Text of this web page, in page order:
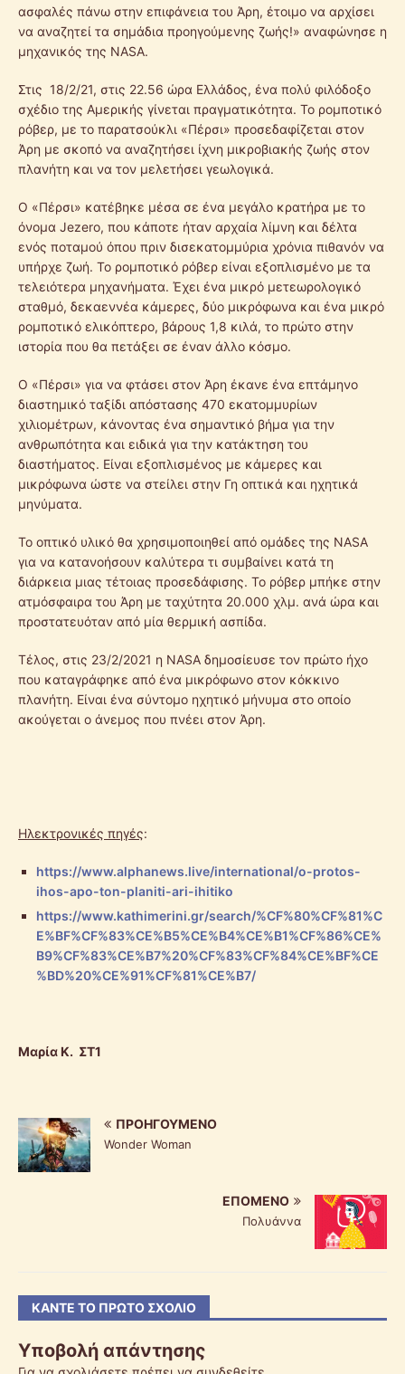
ασφαλές πάνω στην επιφάνεια του Άρη, έτοιμο να αρχίσει
να αναζητεί τα σημάδια προηγούμενης ζωής!» αναφώνησε η
μηχανικός της NASA.
Στις 18/2/21, στις 22.56 ώρα Ελλάδος, ένα πολύ φιλόδοξο
σχέδιο της Αμερικής γίνεται πραγματικότητα. Το ρομποτικό
ρόβερ, με το παρατσούκλι «Πέρσι» προσεδαφίζεται στον
Άρη με σκοπό να αναζητήσει ίχνη μικροβιακής ζωής στον
πλανήτη και να τον μελετήσει γεωλογικά.
Ο «Πέρσι» κατέβηκε μέσα σε ένα μεγάλο κρατήρα με το
όνομα Jezero, που κάποτε ήταν αρχαία λίμνη και δέλτα
ενός ποταμού όπου πριν δισεκατομμύρια χρόνια πιθανόν να
υπήρχε ζωή. Το ρομποτικό ρόβερ είναι εξοπλισμένο με τα
τελειότερα μηχανήματα. Έχει ένα μικρό μετεωρολογικό
σταθμό, δεκαεννέα κάμερες, δύο μικρόφωνα και ένα μικρό
ρομποτικό ελικόπτερο, βάρους 1,8 κιλά, το πρώτο στην
ιστορία που θα πετάξει σε έναν άλλο κόσμο.
Ο «Πέρσι» για να φτάσει στον Άρη έκανε ένα επτάμηνο
διαστημικό ταξίδι απόστασης 470 εκατομμυρίων
χιλιομέτρων, κάνοντας ένα σημαντικό βήμα για την
ανθρωπότητα και ειδικά για την κατάκτηση του
διαστήματος. Είναι εξοπλισμένος με κάμερες και
μικρόφωνα ώστε να στείλει στην Γη οπτικά και ηχητικά
μηνύματα.
Το οπτικό υλικό θα χρησιμοποιηθεί από ομάδες της NASA
για να κατανοήσουν καλύτερα τι συμβαίνει κατά τη
διάρκεια μιας τέτοιας προσεδάφισης. Το ρόβερ μπήκε στην
ατμόσφαιρα του Άρη με ταχύτητα 20.000 χλμ. ανά ώρα και
προστατευόταν από μία θερμική ασπίδα.
Τέλος, στις 23/2/2021 η NASA δημοσίευσε τον πρώτο ήχο
που καταγράφηκε από ένα μικρόφωνο στον κόκκινο
πλανήτη. Είναι ένα σύντομο ηχητικό μήνυμα στο οποίο
ακούγεται ο άνεμος που πνέει στον Άρη.
Ηλεκτρονικές πηγές:
https://www.alphanews.live/international/o-protos-
ihos-apo-ton-planiti-ari-ihitiko
https://www.kathimerini.gr/search/%CF%80%CF%81%C
E%BF%CF%83%CE%B5%CE%B4%CE%B1%CF%86%CE%
B9%CF%83%CE%B7%20%CF%83%CF%84%CE%BF%CE
%BD%20%CE%91%CF%81%CE%B7/
Μαρία Κ. ΣΤ1
ΠΡΟΗΓΟΎΜΕΝΟ
Wonder Woman
ΕΠΌΜΕΝΟ
Πολυάννα
ΚΆΝΤΕ ΤΟ ΠΡΏΤΟ ΣΧΌΛΙΟ
Υποβολή απάντησης